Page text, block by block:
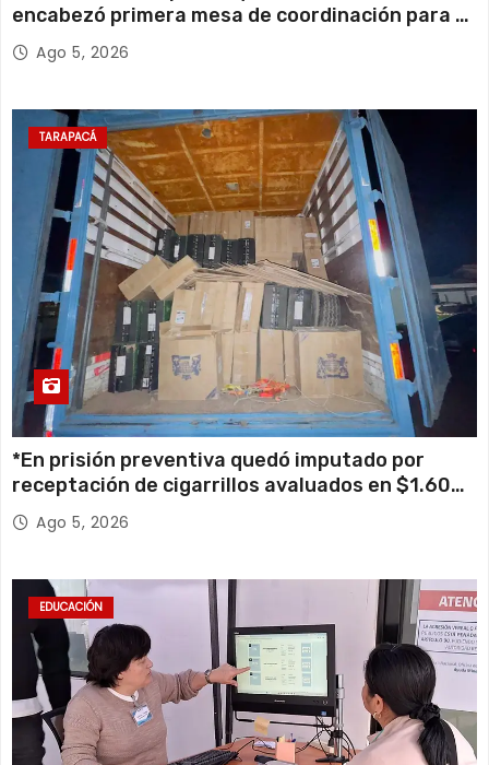
encabezó primera mesa de coordinación para el
retiro de cables en desuso en Iquique
Ago 5, 2026
TARAPACÁ
*En prisión preventiva quedó imputado por
receptación de cigarrillos avaluados en $1.600
millones*
Ago 5, 2026
EDUCACIÓN